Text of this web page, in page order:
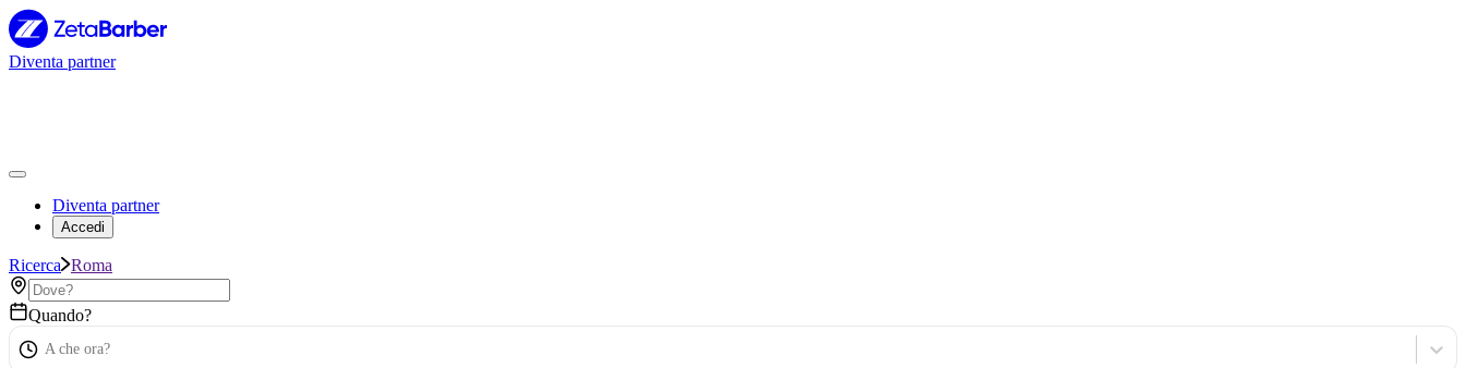
Diventa partner
Diventa partner
Accedi
Ricerca Roma
Quando?
A che ora?